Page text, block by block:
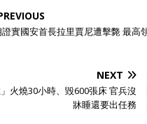
實國安首長拉里賈尼遭擊斃 最高
NEXT
火燒30小時、毀600張床 官兵沒
牀睡還要出任務